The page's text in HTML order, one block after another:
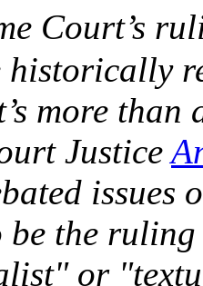
Court’s
historically
more
Justice
issues
the
or